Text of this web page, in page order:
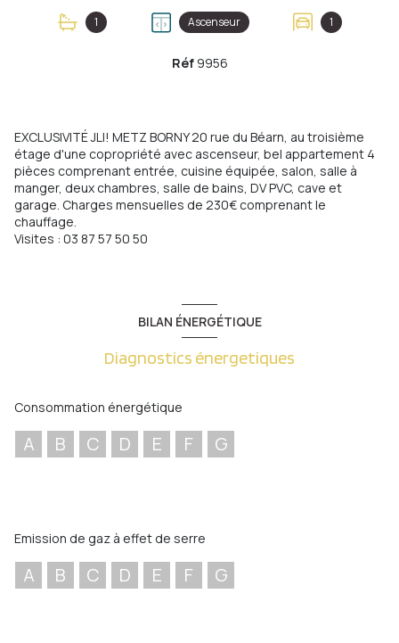
1 Ascenseur 1
Réf 9956
EXCLUSIVITÉ JLI! METZ BORNY 20 rue du Béarn, au troisième
étage d'une copropriété avec ascenseur, bel appartement 4
pièces comprenant entrée, cuisine équipée, salon, salle à
manger, deux chambres, salle de bains, DV PVC, cave et
garage. Charges mensuelles de 230€ comprenant le
chauffage.
Visites : 03 87 57 50 50
BILAN ÉNERGÉTIQUE
Diagnostics énergetiques
Consommation énergétique
A B C D E F G
Emission de gaz à effet de serre
A B C D E F G